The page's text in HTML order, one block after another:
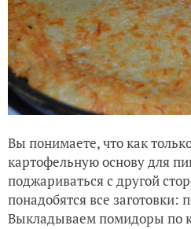
Вы понимаете, что как
картофельную основу для
поджариваться с другой
понадобятся все
Выкладываем помидоры по